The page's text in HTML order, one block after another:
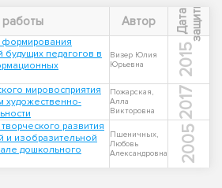
работы Автор Д
а
т
а
з
а
щ
и
т ы
формирования
будущих педагогов в
Визер Юлия
Юрьевна
2015
мировосприятия
художественно-
Пожарская,
Алла
Викторовна
2017
развития
и изобразительной
дошкольного
Пшеничных,
Любовь
Александровна
2005